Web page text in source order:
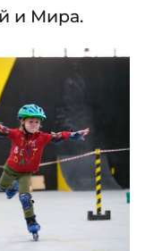
и Мира.